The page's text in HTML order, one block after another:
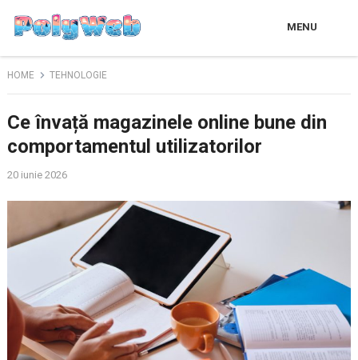
MENU
HOME TEHNOLOGIE
Ce învață magazinele online bune din
comportamentul utilizatorilor
20 iunie 2026